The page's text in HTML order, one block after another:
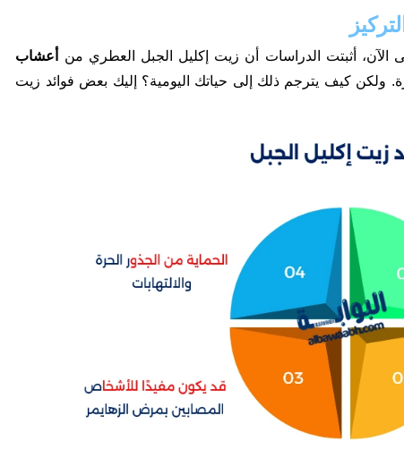
الآن، أثبتت الدراسات أن زيت إكليل الجبل العطري من
أعشاب
ولكن كيف يترجم ذلك إلى حياتك اليومية؟ إليك بعض فوائد زيت